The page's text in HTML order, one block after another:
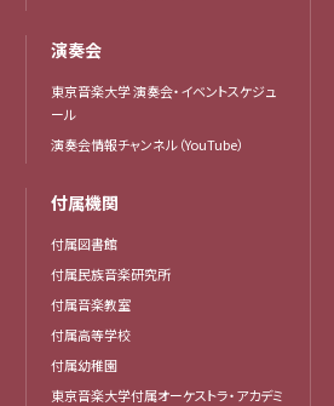
演奏会
東京音楽大学 演奏会・イベントスケジュ
ール
演奏会情報チャンネル（YouTube）
付属機関
付属図書館
付属民族音楽研究所
付属音楽教室
付属高等学校
付属幼稚園
東京音楽大学付属オーケストラ・アカデミ